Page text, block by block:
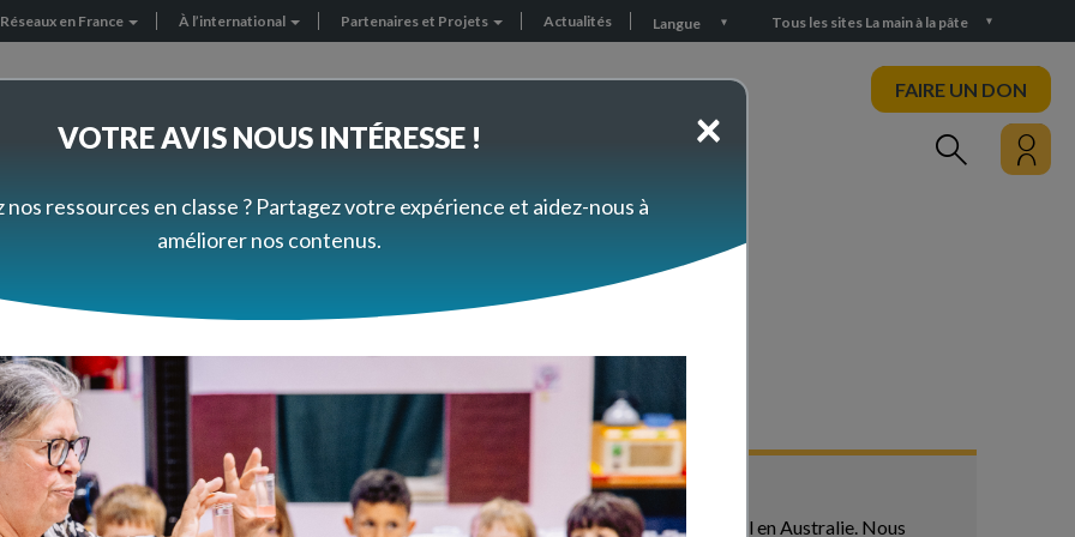
Réseaux en France À l’international Partenaires et Projets Actualités Langue Tous les sites La main à la pâte
FAIRE UN DON
Questions aux experts
ps-ms
des saisons. Une enfant de ma classe d'origine australienne va passer 2 mois dont Noël en Australie. Nous
×
VOTRE AVIS NOUS INTÉRESSE !
nos ressources en classe ? Partagez votre expérience et aidez-nous à
améliorer nos contenus.